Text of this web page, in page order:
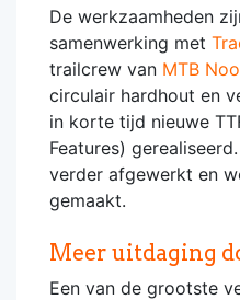
De werkzaamheden
samenwerking met
trailcrew van MTB
circulair hardhout en
in korte tijd nieuwe
Features)
verder afgewerkt en
gemaakt.
Meer uitdaging
Een van de grootste